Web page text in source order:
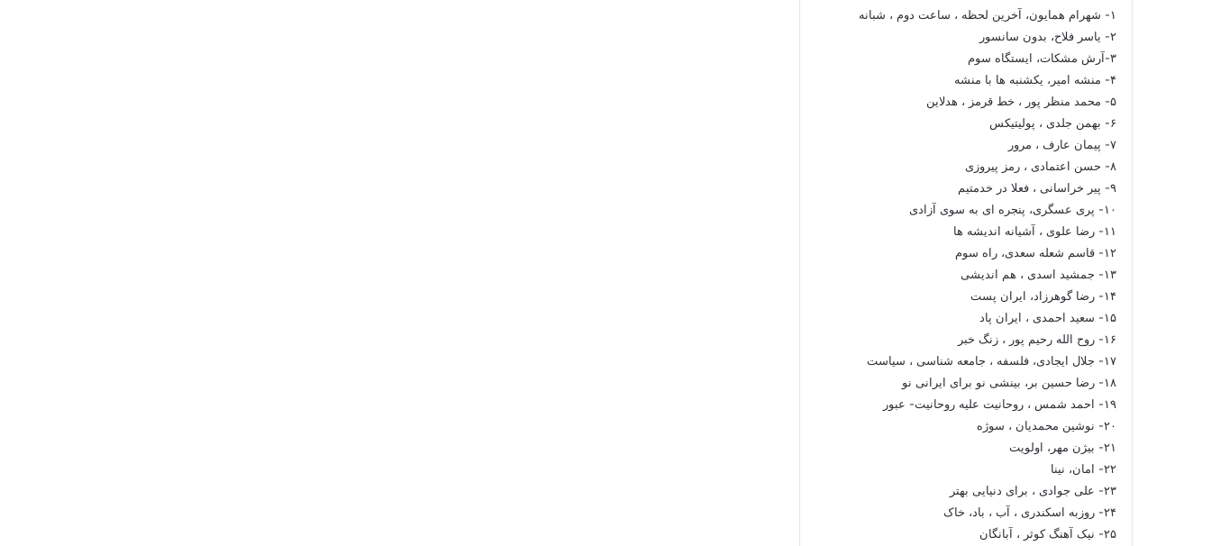
۱- شهرام همایون، آخرین لحظه ، ساعت دوم ، شبانه
۲- یاسر فلاح، بدون سانسور
۳-آرش مشکات، ایستگاه سوم
۴- منشه امیر، یکشنبه ها با منشه
۵- محمد منظر پور ، خط قرمز ، هدلاین
۶- بهمن جلدی ، پولیتیکس
۷- پیمان عارف ، مرور
۸- حسن اعتمادی ، رمز پیروزی
۹- پیر خراسانی ، فعلا در خدمتیم
۱۰- پری عسگری، پنجره ای به سوی آزادی
۱۱- رضا علوی ، آشیانه اندیشه ها
۱۲- قاسم شعله سعدی، راه سوم
۱۳- جمشید اسدی ، هم اندیشی
۱۴- رضا گوهرزاد، ایران پست
۱۵- سعید احمدی ، ایران پاد
۱۶- روح الله رحیم پور ، زنگ خبر
۱۷- جلال ایجادی، فلسفه ، جامعه شناسی ، سیاست
۱۸- رضا حسین بر، بینشی نو برای ایرانی نو
۱۹- احمد شمس ، روحانیت علیه روحانیت- عبور
۲۰- نوشین محمدیان ، سوژه
۲۱- بیژن مهر، اولویت
۲۲- امان، نینا
۲۳- علی جوادی ، برای دنیایی بهتر
۲۴- روزبه اسکندری ، آب ، باد، خاک
۲۵- نیک آهنگ کوثر ، آبانگان